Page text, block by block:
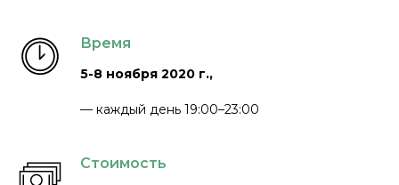
Время
5-8 ноября 2020 г.,
— каждый день 19:00–23:00
Стоимость